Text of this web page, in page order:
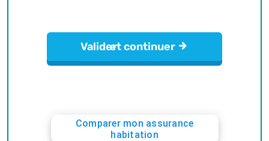
Comparer mon assurance
habitation